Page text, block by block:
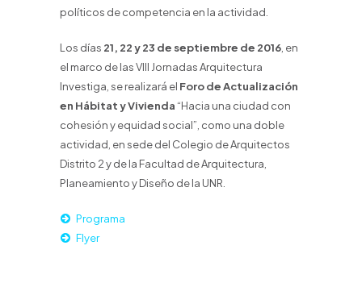
políticos de competencia en la actividad.
Los días 21, 22 y 23 de septiembre de 2016 , en
el marco de las VIII Jornadas Arquitectura
Investiga, se realizará el Foro de Actualización
en Hábitat y Vivienda “Hacia una ciudad con
cohesión y equidad social”, como una doble
actividad, en sede del Colegio de Arquitectos
Distrito 2 y de la Facultad de Arquitectura,
Planeamiento y Diseño de la UNR.
Programa
Flyer